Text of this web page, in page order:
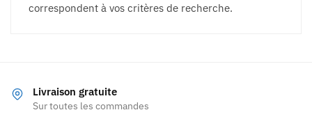
correspondent à vos critères de recherche.
Livraison gratuite
Sur toutes les commandes